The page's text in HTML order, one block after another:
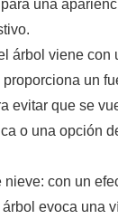
crear
escaparates,
y
al
árbol de
para restaurar
está
una
árbol viene con
un
evitar que se
o una opción
nieve: con un
evoca una